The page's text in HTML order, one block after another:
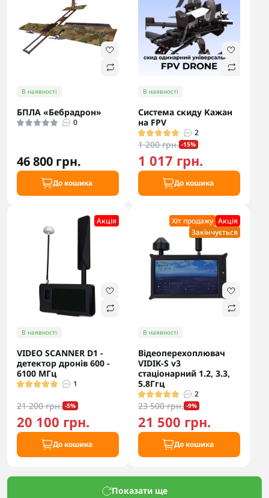
В наявності
БПЛА «Бебрадрон»
0
46 800 грн.
До кошика
В наявності
Система скиду Кажан
на FPV
2
1 200 грн. -15%
1 017 грн.
До кошика
Акцiя
В наявності
VIDEO SCANNER D1 -
детектор дронів 600 -
6100 МГц
1
21 200 грн. -5%
20 100 грн.
До кошика
Хіт продажу Акцiя
Закінчується
В наявності
Відеоперехоплювач
VIDIK-S v3
стаціонарний 1.2, 3.3,
5.8Ггц
2
23 500 грн. -9%
21 500 грн.
До кошика
Показати ще